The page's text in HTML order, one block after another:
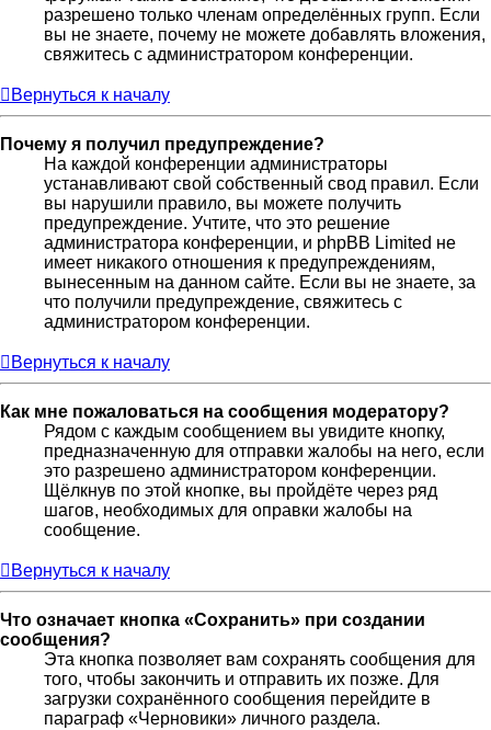
разрешено только членам определённых групп. Если
вы не знаете, почему не можете добавлять вложения,
свяжитесь с администратором конференции.
Вернуться к началу
Почему я получил предупреждение?
На каждой конференции администраторы
устанавливают свой собственный свод правил. Если
вы нарушили правило, вы можете получить
предупреждение. Учтите, что это решение
администратора конференции, и phpBB Limited не
имеет никакого отношения к предупреждениям,
вынесенным на данном сайте. Если вы не знаете, за
что получили предупреждение, свяжитесь с
администратором конференции.
Вернуться к началу
Как мне пожаловаться на сообщения модератору?
Рядом с каждым сообщением вы увидите кнопку,
предназначенную для отправки жалобы на него, если
это разрешено администратором конференции.
Щёлкнув по этой кнопке, вы пройдёте через ряд
шагов, необходимых для оправки жалобы на
сообщение.
Вернуться к началу
Что означает кнопка «Сохранить» при создании
сообщения?
Эта кнопка позволяет вам сохранять сообщения для
того, чтобы закончить и отправить их позже. Для
загрузки сохранённого сообщения перейдите в
параграф «Черновики» личного раздела.